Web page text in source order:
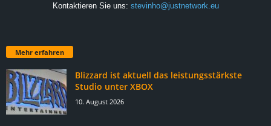
Kontaktieren Sie uns: stevinho@justnetwork.eu
Mehr erfahren
Blizzard ist aktuell das leistungsstärkste
Studio unter XBOX
10. August 2026